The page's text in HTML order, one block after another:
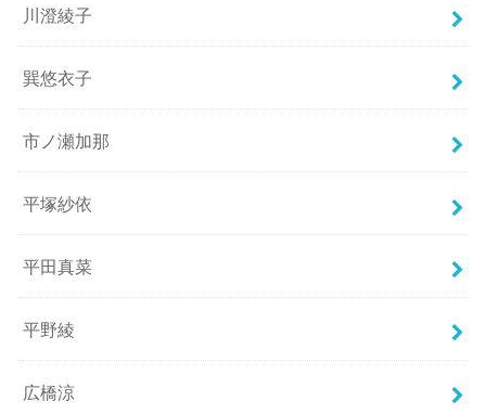
川澄綾子
巽悠衣子
市ノ瀬加那
平塚紗依
平田真菜
平野綾
広橋涼